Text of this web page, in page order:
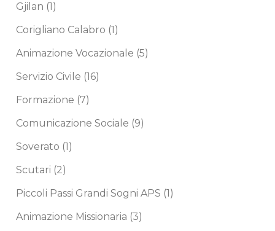
Gjilan (1)
Corigliano Calabro (1)
Animazione Vocazionale (5)
Servizio Civile (16)
Formazione (7)
Comunicazione Sociale (9)
Soverato (1)
Scutari (2)
Piccoli Passi Grandi Sogni APS (1)
Animazione Missionaria (3)